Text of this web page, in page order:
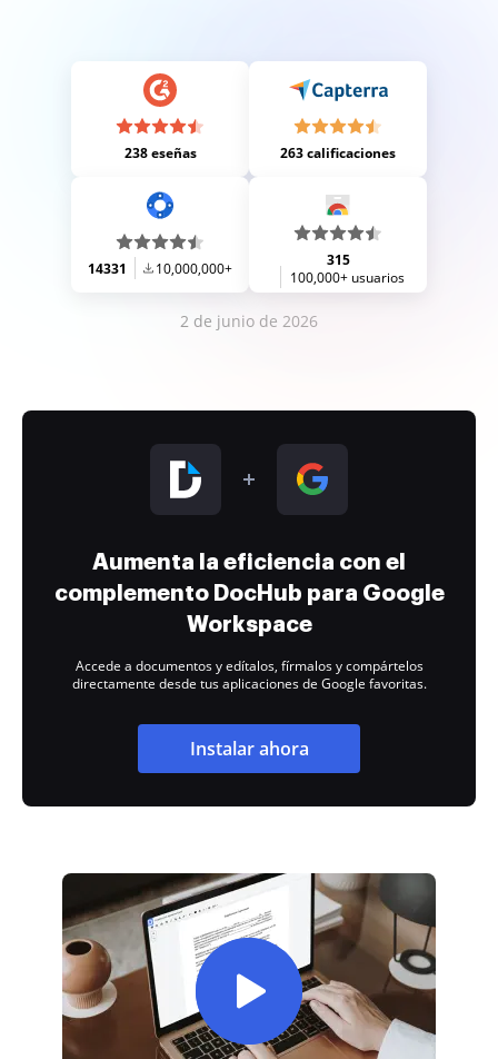
238 eseñas 263 calificaciones
14331 10,000,000+
315
100,000+ usuarios
2 de junio de 2026
Aumenta la eficiencia con el
complemento DocHub para Google
Workspace
Accede a documentos y edítalos, fírmalos y compártelos
directamente desde tus aplicaciones de Google favoritas.
Instalar ahora